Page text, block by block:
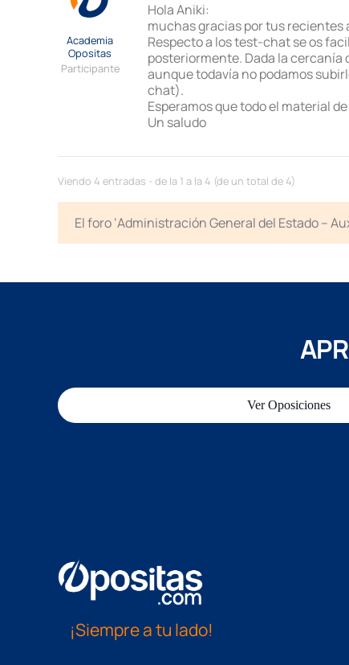
Academia
Opositas
Participante
Hola Aniki:
muchas gracias por tus recientes
Respecto a los test-chat se os
posteriormente. Dada la cercanía
aunque todavía no podamos
chat).
Esperamos que todo el material
Un saludo
Viendo 4 entradas - de la 1 a la 4 (de un total de 4)
El foro ‘Administración General del Estado –
Ver Oposiciones
¡Siempre a tu lado!